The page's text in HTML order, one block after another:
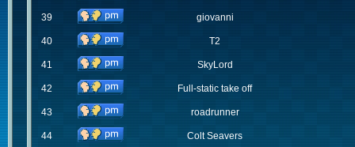
39 giovanni
40 T2
41 SkyLord
42 Full-static take off
43 roadrunner
44 Colt Seavers